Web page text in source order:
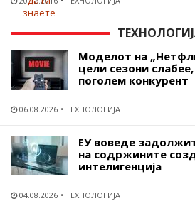
Моделот на
цели сезони
поголем конкурент
06.08.2026 ТЕХНОЛОГИЈА
ЕУ воведе
на содржините
интелигенција
04.08.2026 ТЕХНОЛОГИЈА